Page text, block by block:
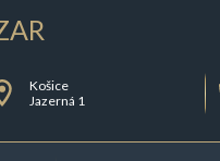
Košice
Jazerná 1